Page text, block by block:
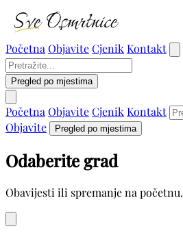
Početna ObjaviteCjenik Kontakt
Pregled po mjestima
Početna ObjaviteCjenik Kontakt
Objavite
Pregled po mjestima
Odaberite grad
Obavijesti ili spremanje na početnu.